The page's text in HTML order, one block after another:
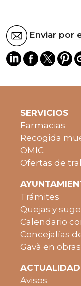
Enviar por
SERVICIOS
Farmacias
Recogida
OMIC
Ofertas de
Trámites
Quejas y
Calendario
Concejalías
Gavà en obras
ACTUALIDAD
Avisos